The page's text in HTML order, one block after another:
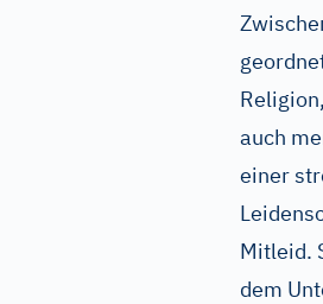
auch
einer
Mitleid.
dem